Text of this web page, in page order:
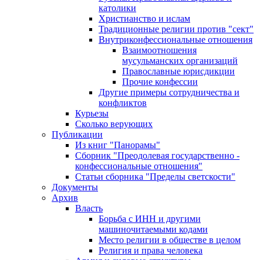
католики
Христианство и ислам
Традиционные религии против "сект"
Внутриконфессиональные отношения
Взаимоотношения
мусульманских организаций
Православные юрисдикции
Прочие конфессии
Другие примеры сотрудничества и
конфликтов
Курьезы
Сколько верующих
Публикации
Из книг "Панорамы"
Сборник "Преодолевая государственно -
конфессиональные отношения"
Статьи сборника "Пределы светскости"
Документы
Архив
Власть
Борьба с ИНН и другими
машиночитаемыми кодами
Место религии в обществе в целом
Религия и права человека